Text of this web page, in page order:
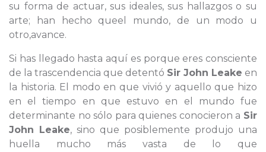
su forma de actuar, sus ideales, sus hallazgos o su
arte; han hecho queel mundo, de un modo u
otro,avance.
Si has llegado hasta aquí es porque eres consciente
de la trascendencia que detentó Sir John Leake en
la historia. El modo en que vivió y aquello que hizo
en el tiempo en que estuvo en el mundo fue
determinante no sólo para quienes conocieron a Sir
John Leake, sino que posiblemente produjo una
huella mucho más vasta de lo que